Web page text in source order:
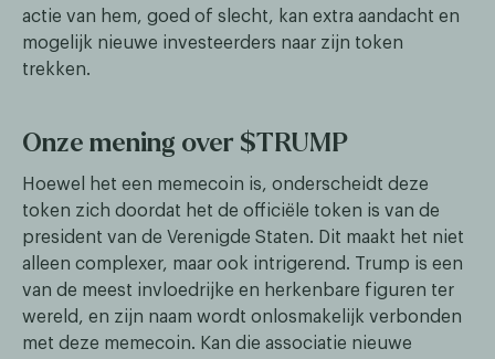
actie van hem, goed of slecht, kan extra aandacht en
mogelijk nieuwe investeerders naar zijn token
trekken.
Onze mening over $TRUMP
Hoewel het een memecoin is, onderscheidt deze
token zich doordat het de officiële token is van de
president van de Verenigde Staten. Dit maakt het niet
alleen complexer, maar ook intrigerend. Trump is een
van de meest invloedrijke en herkenbare figuren ter
wereld, en zijn naam wordt onlosmakelijk verbonden
met deze memecoin. Kan die associatie nieuwe